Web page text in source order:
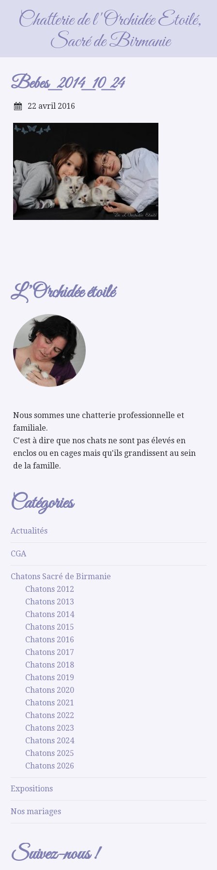
Chatterie de l'Orchidée Etoilé,
Sacré de Birmanie
Bebes_2014_10_24
Bebes_2014_10_24
22 avril 2016
L’Orchidée étoilé
Nous sommes une chatterie professionnelle et
familiale.
C'est à dire que nos chats ne sont pas élevés en
enclos ou en cages mais qu'ils grandissent au sein
de la famille.
Catégories
Actualités
CGA
Chatons Sacré de Birmanie
Chatons 2012
Chatons 2013
Chatons 2014
Chatons 2015
Chatons 2016
Chatons 2017
Chatons 2018
Chatons 2019
Chatons 2020
Chatons 2021
Chatons 2022
Chatons 2023
Chatons 2024
Chatons 2025
Chatons 2026
Expositions
Nos mariages
Suivez-nous !